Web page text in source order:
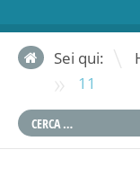
Sei qui:
» 11